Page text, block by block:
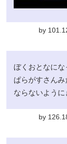
by
ぼくおとなにな
ぱらがすさんみ
ならないように
by